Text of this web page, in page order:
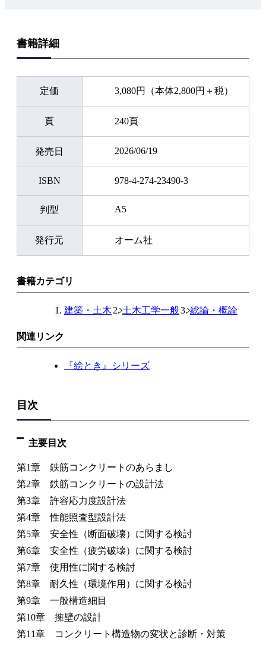
書籍詳細
定価 3,080円（本体2,800円＋税）
頁 240頁
発売日 2026/06/19
ISBN 978-4-274-23490-3
判型 A5
発行元 オーム社
書籍カテゴリ
建築・土木 土木工学一般 総論・概論
関連リンク
『絵とき』シリーズ
目次
主要目次
第1章 鉄筋コンクリートのあらまし
第2章 鉄筋コンクリートの設計法
第3章 許容応力度設計法
第4章 性能照査型設計法
第5章 安全性（断面破壊）に関する検討
第6章 安全性（疲労破壊）に関する検討
第7章 使用性に関する検討
第8章 耐久性（環境作用）に関する検討
第9章 一般構造細目
第10章 擁壁の設計
第11章 コンクリート構造物の変状と診断・対策